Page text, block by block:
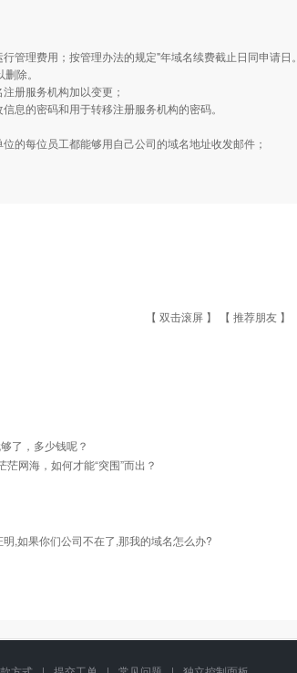
管理费用；按管理办法的规定"年域名续费截止日同申请日
除。
册服务机构加以变更；
息的密码和用于转移注册服务机构的密码。
的每位员工都能够用自己公司的域名地址收发邮件；
【 双击滚屏 】 【 推荐朋友 】
了，多少钱呢？
网海，如何才能“突围”而出？
,如果你们公司不在了,那我的域名怎么办?